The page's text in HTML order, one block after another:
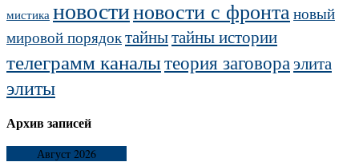
мистика новостиновости с фронта новый
мировой порядоктайнытайны истории
телеграмм каналытеория заговораэлита
элиты
Архив записей
Август 2026